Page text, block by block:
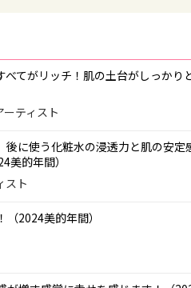
てがリッチ！肌の土台がしっかり
ティスト
に使う化粧水の浸透力と肌の安定
美的年間）
スト
2024美的年間）